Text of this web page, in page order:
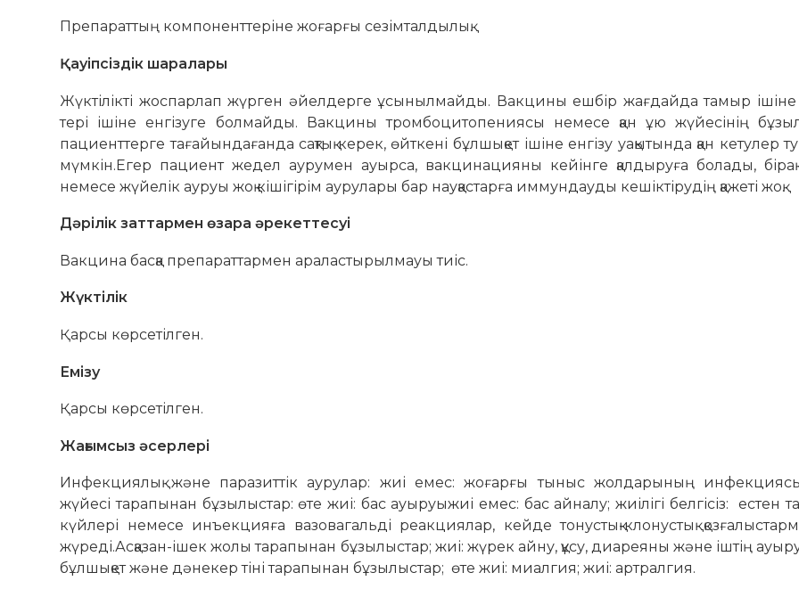
Препараттың компоненттеріне жоғарғы сезімталдылық.
Қауіпсіздік шаралары
Жүктілікті жоспарлап жүрген әйелдерге ұсынылмайды. Вакцины ешбір жағдайда тамыр
тері ішіне енгізуге болмайды. Вакцины тромбоцитопениясы немесе қан ұю жүйесінің
пациенттерге тағайындағанда сақтық керек, өйткені бұлшықет ішіне енгізу уақытында қан кетулер
мүмкін.Егер пациент жедел аурумен ауырса, вакцинацияны кейінге қалдыруға болады, бірақ
немесе жүйелік ауруы жоқ кішігірім аурулары бар науқастарға иммундауды кешіктірудің қажеті жоқ.
Дәрілік заттармен өзара әрекеттесуі
Вакцина басқа препараттармен араластырылмауы тиіс.
Жүктілік
Қарсы көрсетілген.
Емізу
Қарсы көрсетілген.
Жағымсыз әсерлері
Инфекциялық және паразиттік аурулар: жиі емес: жоғарғы тыныс жолдарының
жүйесі тарапынан бұзылыстар: өте жиі: бас ауыруыжиі емес: бас айналу; жиілігі белгісіз: естен
күйлері немесе инъекцияға вазовагальді реакциялар, кейде тонустық-клонустық
жүреді.Асқазан-ішек жолы тарапынан бұзылыстар; жиі: жүрек айну, құсу, диареяны және іштің
бұлшықет және дәнекер тіні тарапынан бұзылыстар; өте жиі: миалгия; жиі: артралгия.